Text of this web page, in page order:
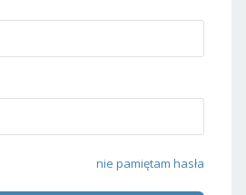
nie pamiętam hasła